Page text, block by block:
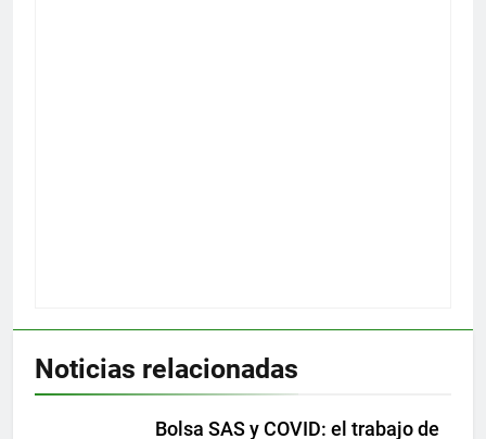
Noticias relacionadas
Bolsa SAS y COVID: el trabajo de